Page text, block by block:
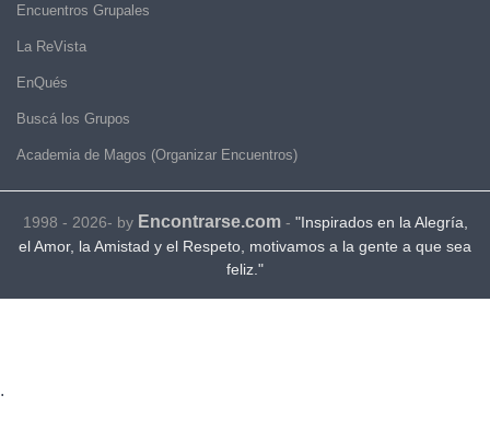
Encuentros Grupales
La ReVista
EnQués
Buscá los Grupos
Academia de Magos (Organizar Encuentros)
1998 - 2026- by Encontrarse.com- "Inspirados en la Alegría,
el Amor, la Amistad y el Respeto, motivamos a la gente a que sea
feliz."
.